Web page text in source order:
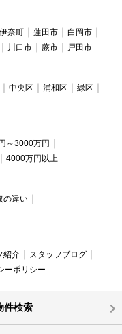
伊奈町 蓮田市
白岡市
川口市 蕨市 戸田市
中央区 浦和区
緑区
～3000万円
4000万円以上
の違い
紹介
スタッフブログ
ーポリシー
件検索